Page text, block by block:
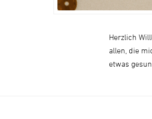
Herzlich
allen, die
etwas